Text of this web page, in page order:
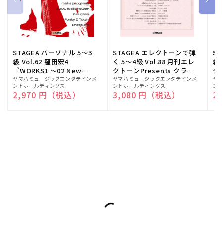
STAGEA パーソナル 5～3
級 Vol.62 窪田宏4
『WORKS1 ～02 New
edition～』
販
売
元:
ヤマハミュージックエンタテインメ
ントホールディングス
通常価格
2,970 円（税込）
STAGEA エレクトーンで弾
く 5～4級 Vol.88 月刊エレ
クトーンPresents クラシ
ック名曲集
販
売
元:
ヤマハミュージックエンタテインメ
ントホールディングス
通常価格
3,080 円（税込）
級
ク
販
売
元:
ヤ
ン